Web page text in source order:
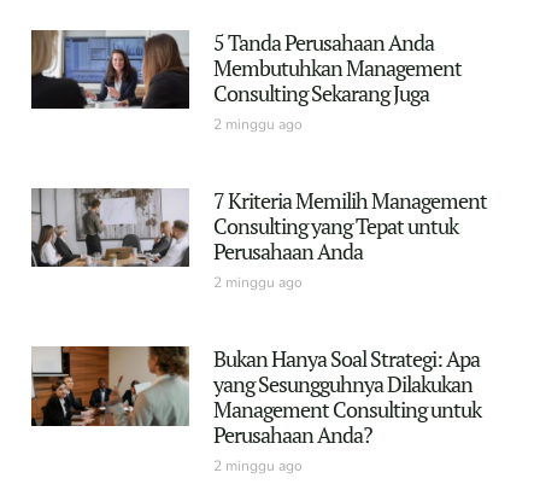
5 Tanda Perusahaan Anda
Membutuhkan Management
Consulting Sekarang Juga
2 minggu ago
7 Kriteria Memilih Management
Consulting yang Tepat untuk
Perusahaan Anda
2 minggu ago
Bukan Hanya Soal Strategi: Apa
yang Sesungguhnya Dilakukan
Management Consulting untuk
Perusahaan Anda?
2 minggu ago